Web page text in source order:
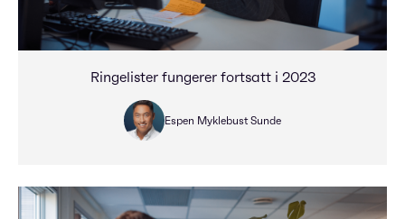
Ringelister fungerer fortsatt i 2023
Espen Myklebust Sunde